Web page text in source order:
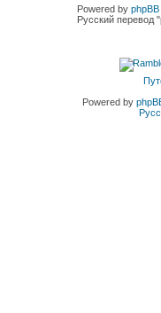
Powered by
Русский перевод
Powered by